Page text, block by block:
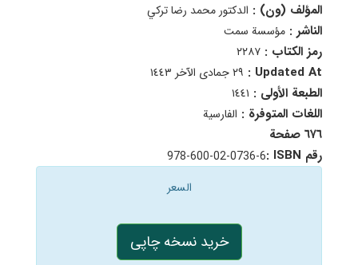
المؤلف (ون) : الدكتور محمد رضا تركي
الناشر : مؤسسة سمت
رمز الكتاب : ٢٢٨۷
Updated At : ٢٩ جمادى الآخر ١٤٤٣
الطبعة الأولى : ١٤٤١
اللغات المتوفرة : الفارسية
٦۷٦ صفحة
رقم ISBN :
978-600-02-0736-6
السعر
خرید نسخه چاپی